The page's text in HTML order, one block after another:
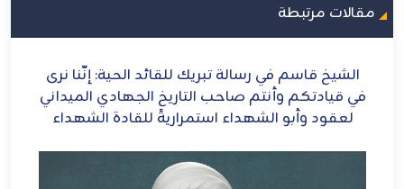
مقالات مرتبطة
الشيخ قاسم: إيران أيقونة العزة والشرف